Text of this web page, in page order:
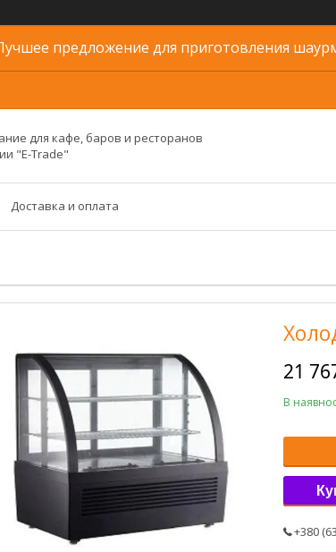
предложение для приготовления
для кафе, баров и ресторанов
"E-Trade"
Доставка и оплата
21
В
+380